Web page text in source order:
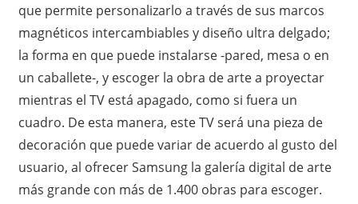
que permite personalizarlo a través de sus marcos
magnéticos intercambiables y diseño ultra delgado;
la forma en que puede instalarse -pared, mesa o en
un caballete-, y escoger la obra de arte a proyectar
mientras el TV está apagado, como si fuera un
cuadro. De esta manera, este TV será una pieza de
decoración que puede variar de acuerdo al gusto del
usuario, al ofrecer Samsung la galería digital de arte
más grande con más de 1.400 obras para escoger.